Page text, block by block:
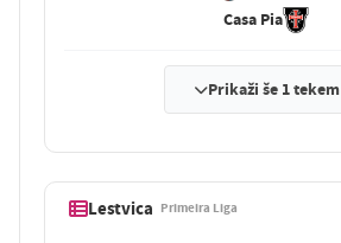
Casa Pia
Prikaži še 1 tekem
Lestvica Primeira Liga